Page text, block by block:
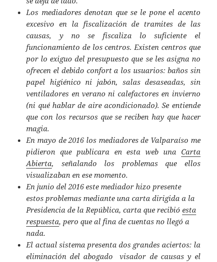
Los mediadores denotan que se le pone el acento
excesivo en la fiscalización de tramites de las
causas, y no se fiscaliza lo suficiente el
funcionamiento de los centros. Existen centros que
por lo exiguo del presupuesto que se les asigna no
ofrecen el debido confort a los usuarios: baños sin
papel higiénico ni jabón, salas desaseadas, sin
ventiladores en verano ni calefactores en invierno
(ni qué hablar de aire acondicionado). Se entiende
que con los recursos que se reciben hay que hacer
magia.
En mayo de 2016 los mediadores de Valparaíso me
pidieron que publicara en esta web una Carta
Abierta, señalando los problemas que ellos
visualizaban en ese momento.
En junio del 2016 este mediador hizo presente
estos problemas mediante una carta dirigida a la
Presidencia de la República, carta que recibióesta
respuesta, pero que al fina de cuentas no llegó a
nada.
El actual sistema presenta dos grandes aciertos: la
eliminación del abogado visador de causas y el